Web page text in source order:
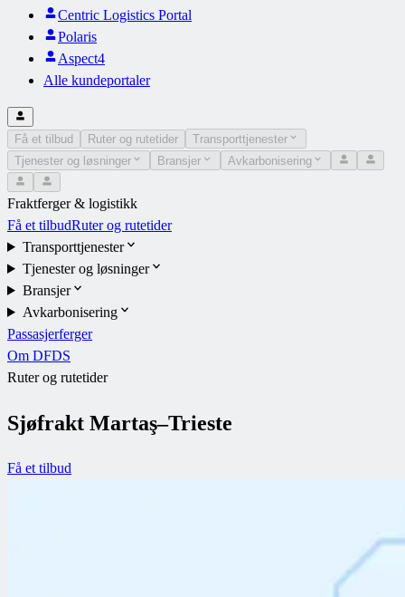
Centric Logistics Portal
Polaris
Aspect4
Alle kundeportaler
Få et tilbud Ruter og rutetider
Transporttjenester
Tjenester og løsninger
Bransjer Avkarbonisering
Fraktferger & logistikk
Få et tilbudRuter og rutetider
Transporttjenester
Tjenester og løsninger
Bransjer
Avkarbonisering
Passasjerferger
Om DFDS
Ruter og rutetider
Sjøfrakt Martaş–Trieste
Få et tilbud